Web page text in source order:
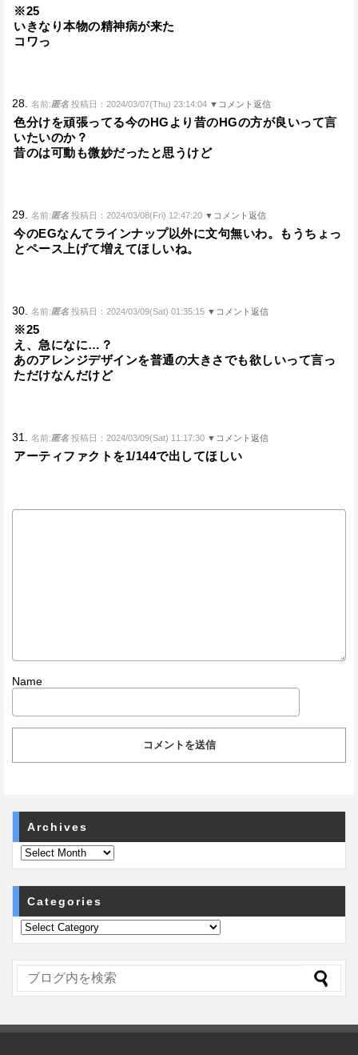
※25
いきなり本物の精神病が来た
コワっ
28. 名前:匿名 投稿日：2024/03/07(Thu) 23:14:04 ▼コメント返信
色分けを頑張ってる今のHGより昔のHGの方が良いって言
いたいのか？
昔のは可動も微妙だったと思うけど
29. 名前:匿名 投稿日：2024/03/08(Fri) 12:47:20 ▼コメント返信
今のEGなんてラインナップ以外に文句無いわ。もうちょっ
とペース上げて増えてほしいね。
30. 名前:匿名 投稿日：2024/03/09(Sat) 01:35:15 ▼コメント返信
※25
え、急になに…？
あのアレンジデザインを普通の大きさでも欲しいって言っ
ただけなんだけど
31. 名前:匿名 投稿日：2024/03/09(Sat) 11:17:30 ▼コメント返信
アーティファクトを1/144で出してほしい
Name
Archives
Categories